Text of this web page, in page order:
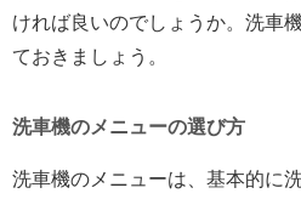
ければ良いのでしょうか。洗車
ておきましょう。
洗車機のメニューの選び方
洗車機のメニューは、基本的に